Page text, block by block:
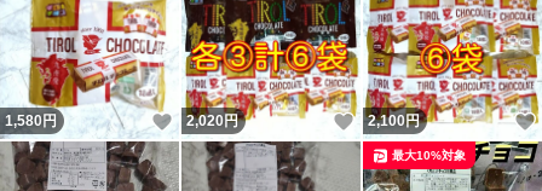
1,580円 いいね！
2,020 円 いいね！
2,100円
最大10%対象